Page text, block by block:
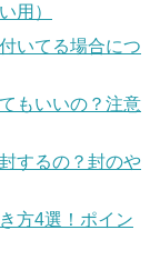
用）
いてる場合につ
もいいの？注意
するの？封のや
方4選！ポイン